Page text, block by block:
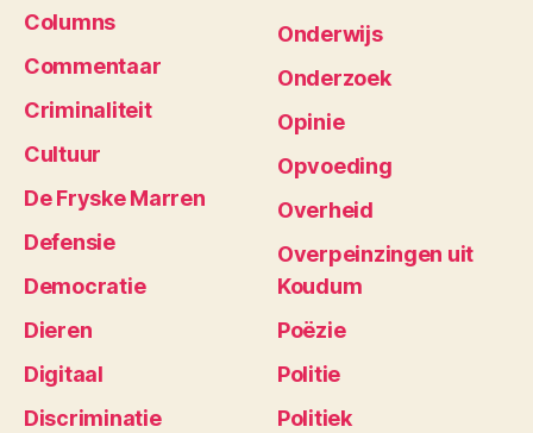
Columns
Commentaar
Criminaliteit
Cultuur
De Fryske Marren
Defensie
Democratie
Dieren
Digitaal
Discriminatie
Onderwijs
Onderzoek
Opinie
Opvoeding
Overheid
Overpeinzingen uit
Koudum
Poëzie
Politie
Politiek